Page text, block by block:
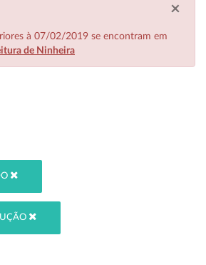
×
à 07/02/2019 se encontram em
de Ninheira